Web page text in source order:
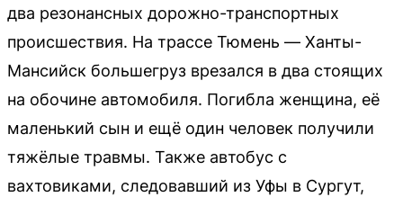
два резонансных дорожно-транспортных
происшествия. На трассе Тюмень — Ханты-
Мансийск большегруз врезался в два стоящих
на обочине автомобиля. Погибла женщина, её
маленький сын и ещё один человек получили
тяжёлые травмы. Также автобус с
вахтовиками, следовавший из Уфы в Сургут,